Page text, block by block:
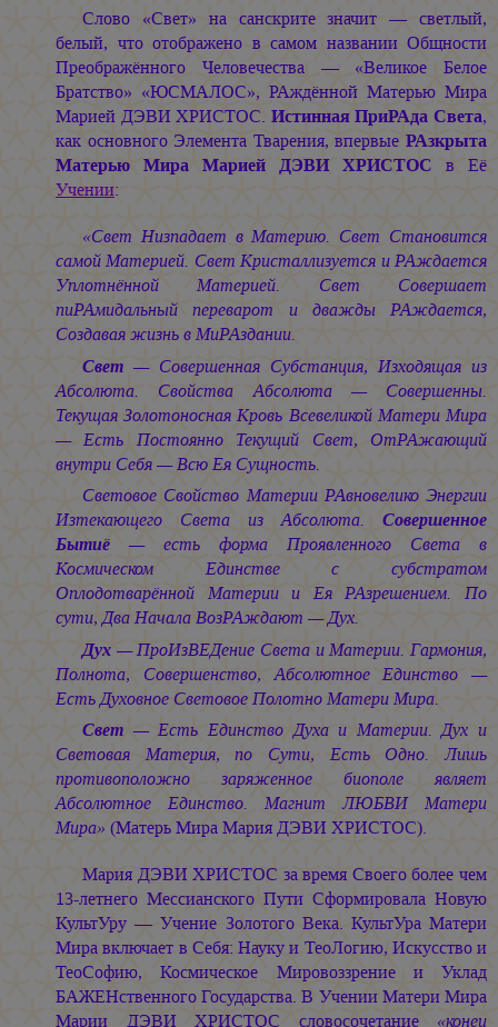
Слово «Свет» на санскрите значит — светлый,
белый, что отображено в самом названии Общности
Преображённого Человечества — «Великое Белое
Братство» «ЮСМАЛОС», РАждённой Матерью Мира
Марией ДЭВИ ХРИСТОС. Истинная ПриРАда Света,
как основного Элемента Тварения, впервые РАзкрыта
Матерью Мира Марией ДЭВИ ХРИСТОС в Её
Учении:
«Свет Низпадает в Материю. Свет Становится
самой Материей. Свет Кристаллизуется и РАждается
Уплотнённой Материей. Свет Совершает
пиРАмидальный переварот и дважды РАждается,
Создавая жизнь в МиРАздании.
Свет — Совершенная Субстанция, Изходящая из
Абсолюта. Свойства Абсолюта — Совершенны.
Текущая Золотоносная Кровь Всевеликой Матери Мира
— Есть Постоянно Текущий Свет, ОтРАжающий
внутри Себя — Всю Ея Сущность.
Световое Свойство Материи РАвновелико Энергии
Изтекающего Света из Абсолюта. Совершенное
Бытиё — есть форма Проявленного Света в
Космическом Единстве с субстратом
Оплодотварённой Материи и Ея РАзрешением. По
сути, Два Начала ВозРАждают — Дух.
Дух — ПроИзВЕДение Света и Материи. Гармония,
Полнота, Совершенство, Абсолютное Единство —
Есть Духовное Световое Полотно Матери Мира.
Свет — Есть Единство Духа и Материи. Дух и
Световая Материя, по Сути, Есть Одно. Лишь
противоположно заряженное биополе являет
Абсолютное Единство. Магнит ЛЮБВИ Матери
Мира» (Матерь МираМария ДЭВИ ХРИСТОС).
Мария ДЭВИ ХРИСТОС за время Своего более чем
13-летнего Мессианского Пути Сформировала Новую
КультУру — Учение Золотого Века. КультУра Матери
Мира включает в Себя: Науку и ТеоЛогию, Искусство и
ТеоСофию, Космическое Мировоззрение и Уклад
БАЖЕНственного Государства. В Учении Матери Мира
Марии ДЭВИ ХРИСТОС словосочетание «конец